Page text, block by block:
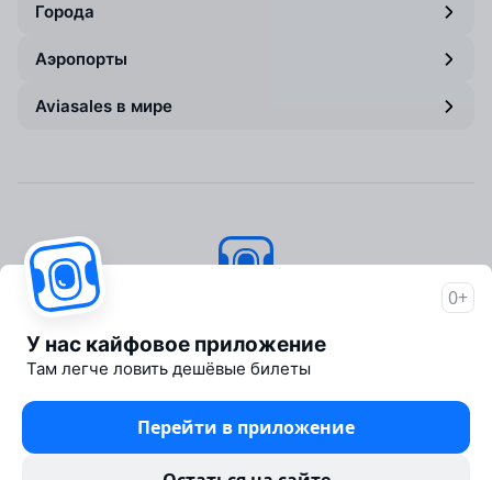
Города
Аэропорты
Aviasales в мире
Об Авиасейлс
Пресс‑центр
Travelpayouts
Партнёрская программа
0+
У нас кайфовое приложение
Там легче ловить дешёвые билеты
Перейти в приложение